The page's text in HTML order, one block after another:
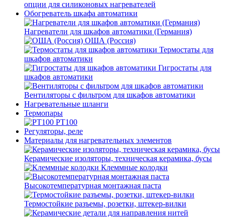
опции для силиконовых нагревателей
Обогреватель шкафа автоматики
Нагреватели для шкафов автоматики (Германия)
ОША (Россия)
Термостаты для
шкафов автоматики
Гигростаты для
шкафов автоматики
Вентиляторы с фильтром для шкафов автоматики
Нагревательные шланги
Термопары
PT100
Регуляторы, реле
Материалы для нагревательных элементов
Керамические изоляторы, техническая керамика, бусы
Клеммные колодки
Высокотемпературная монтажная паста
Термостойкие разъемы, розетки, штекер-вилки